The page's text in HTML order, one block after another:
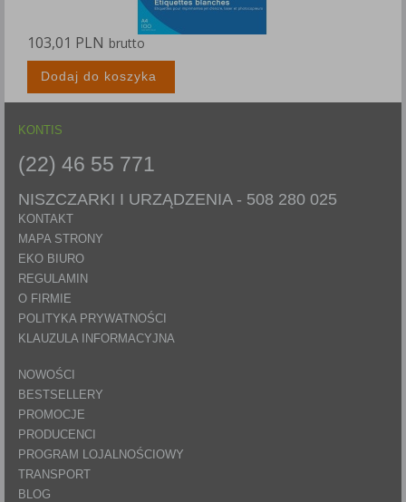
103,01 PLN brutto
Dodaj do koszyka
KONTIS
(22) 46 55 771
NISZCZARKI I URZĄDZENIA - 508 280 025
KONTAKT
MAPA STRONY
EKO BIURO
REGULAMIN
O FIRMIE
POLITYKA PRYWATNOŚCI
KLAUZULA INFORMACYJNA
NOWOŚCI
BESTSELLERY
PROMOCJE
PRODUCENCI
PROGRAM LOJALNOŚCIOWY
TRANSPORT
BLOG